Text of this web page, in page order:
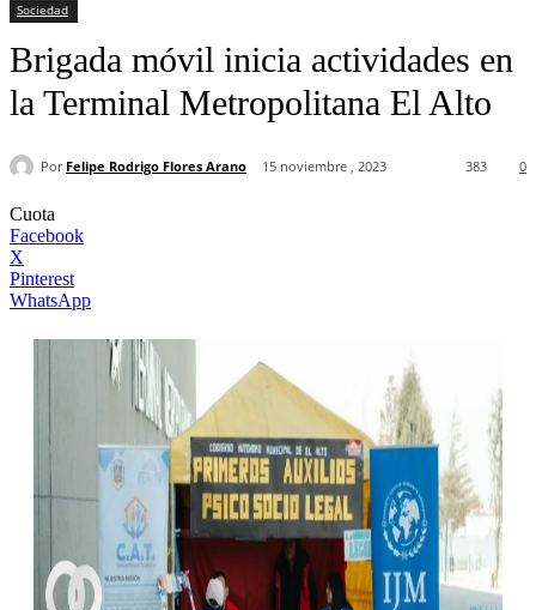
Sociedad
Brigada móvil inicia actividades en
la Terminal Metropolitana El Alto
Por Felipe Rodrigo Flores Arano 15 noviembre , 2023 0
383
Cuota
Facebook
X
Pinterest
WhatsApp